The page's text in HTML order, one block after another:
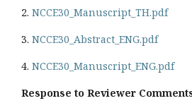
2. NCCE30_Manuscript_TH.pdf
3. NCCE30_Abstract_ENG.pdf
4. NCCE30_Manuscript_ENG.pdf
Response to Reviewer